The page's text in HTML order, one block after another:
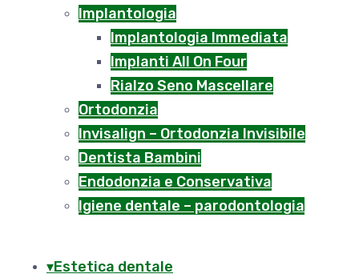
Implantologia
Implantologia Immediata
Implanti All On Four
Rialzo Seno Mascellare
Ortodonzia
Invisalign – Ortodonzia Invisibile
Dentista Bambini
Endodonzia e Conservativa
Igiene dentale – parodontologia
Estetica dentale